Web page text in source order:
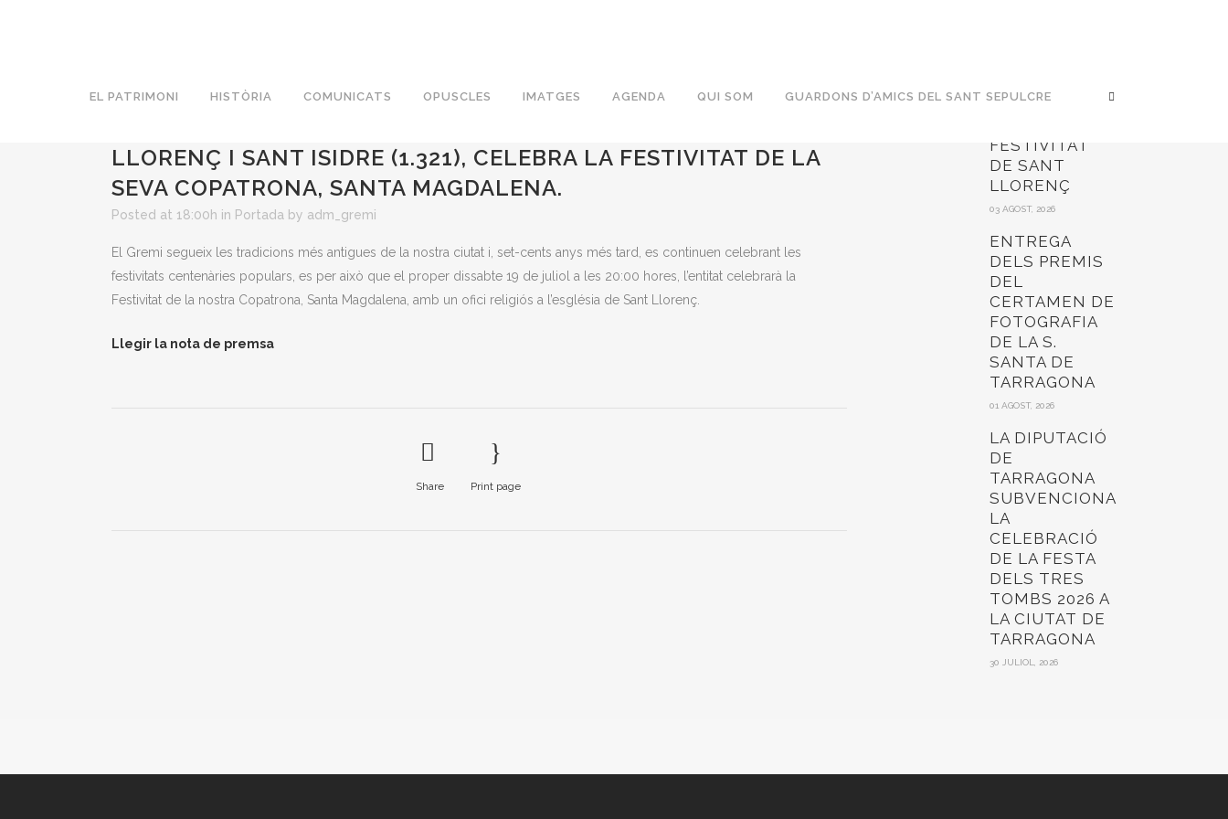
EL PATRIMONI HISTÒRIA COMUNICATS OPUSCLES IMATGES AGENDA QUI SOM GUARDONS D’AMICS DEL SANT SEPULCRE
LLORENÇ I SANT ISIDRE (1.321), CELEBRA LA FESTIVITAT DE LA
SEVA COPATRONA, SANTA MAGDALENA.
Posted at 18:00h in Portada by adm_gremi
El Gremi segueix les tradicions més antigues de la nostra ciutat i, set-cents anys més tard, es continuen celebrant les
festivitats centenàries populars, es per això que el proper dissabte 19 de juliol a les 20:00 hores, l’entitat celebrarà la
Festivitat de la nostra Copatrona, Santa Magdalena, amb un ofici religiós a l’església de Sant Llorenç.
Llegir la nota de premsa
Share Print page
ÚLTIMS COMUNICATS
FESTIVITAT
DE SANT
LLORENÇ
03 AGOST, 2026
ENTREGA
DELS PREMIS
DEL
CERTAMEN DE
FOTOGRAFIA
DE LA S.
SANTA DE
TARRAGONA
01 AGOST, 2026
LA DIPUTACIÓ
DE
TARRAGONA
SUBVENCIONA
LA
CELEBRACIÓ
DE LA FESTA
DELS TRES
TOMBS 2026 A
LA CIUTAT DE
TARRAGONA
30 JULIOL, 2026